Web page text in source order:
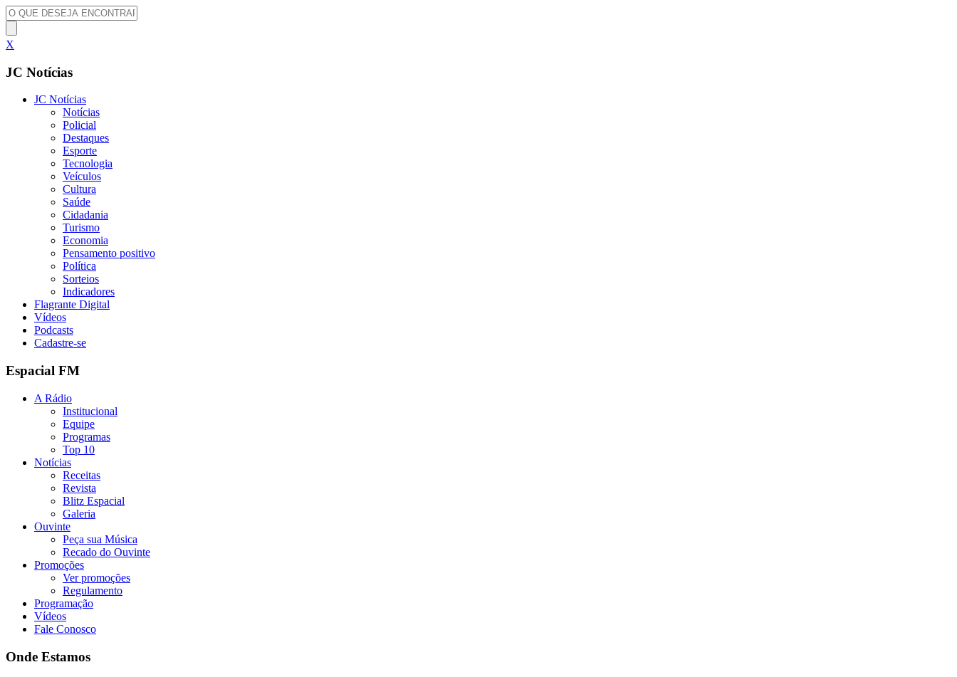
X
JC Notícias
JC Notícias
Notícias
Policial
Destaques
Esporte
Tecnologia
Veículos
Cultura
Saúde
Cidadania
Turismo
Economia
Pensamento positivo
Política
Sorteios
Indicadores
Flagrante Digital
Vídeos
Podcasts
Cadastre-se
Espacial FM
A Rádio
Institucional
Equipe
Programas
Top 10
Notícias
Receitas
Revista
Blitz Espacial
Galeria
Ouvinte
Peça sua Música
Recado do Ouvinte
Promoções
Ver promoções
Regulamento
Programação
Vídeos
Fale Conosco
Onde Estamos